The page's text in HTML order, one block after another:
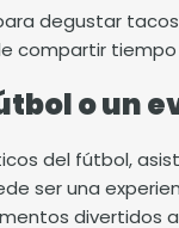
degustar
compartir
o un
del fútbol,
ser una
divertidos